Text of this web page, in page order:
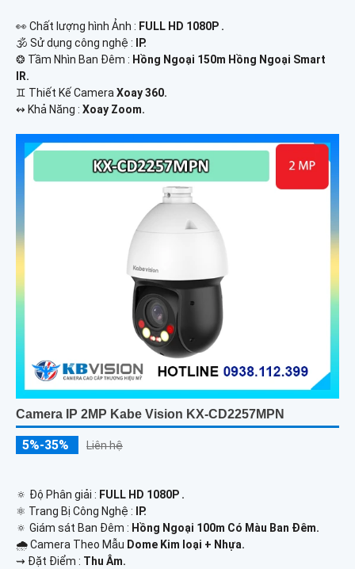
️👀 Chất lượng hình Ảnh : FULL HD 1080P .
🕉️ Sử dụng công nghệ :
IP.
❂ Tầm Nhìn Ban Đêm : Hồng Ngoại 150m Hồng Ngoại Smart
IR.
♊ Thiết Kế CameraXoay 360.
️↭ Khả Năng : Xoay Zoom.
Camera IP 2MP Kabe Vision KX-CD2257MPN
5%-35% Liên hệ
🔅 Độ Phân giải : FULL HD 1080P .
⚛️ Trang Bị Công Nghệ :
IP.
🔅 Giám sát Ban Đêm : Hồng Ngoại 100m Có Màu Ban Ðêm.
🌧️ Camera Theo Mẫu Dome Kim loại + Nhựa.
️⇝ Đặt Điểm : Thu Âm.